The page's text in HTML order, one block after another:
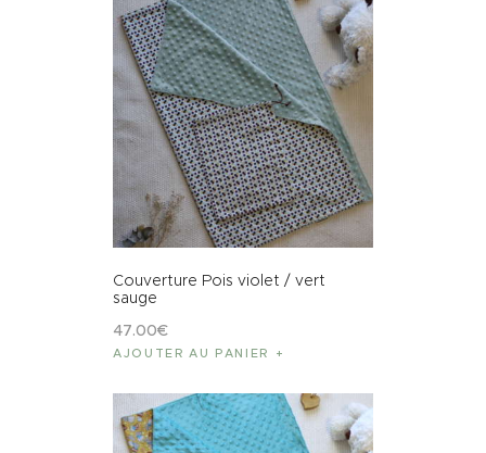
Couverture Pois violet / vert
sauge
47.00€
AJOUTER AU PANIER